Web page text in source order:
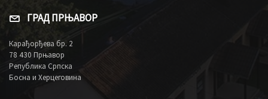
ГРАД ПРЊАВОР
Карађорђева бр. 2
78 430 Прњавор
Република Српска
Босна и Херцеговина